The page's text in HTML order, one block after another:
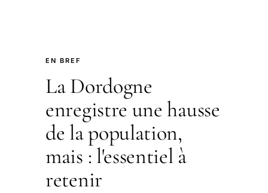
EN BREF
La Dordogne
enregistre une hausse
de la population,
mais : l'essentiel à
retenir